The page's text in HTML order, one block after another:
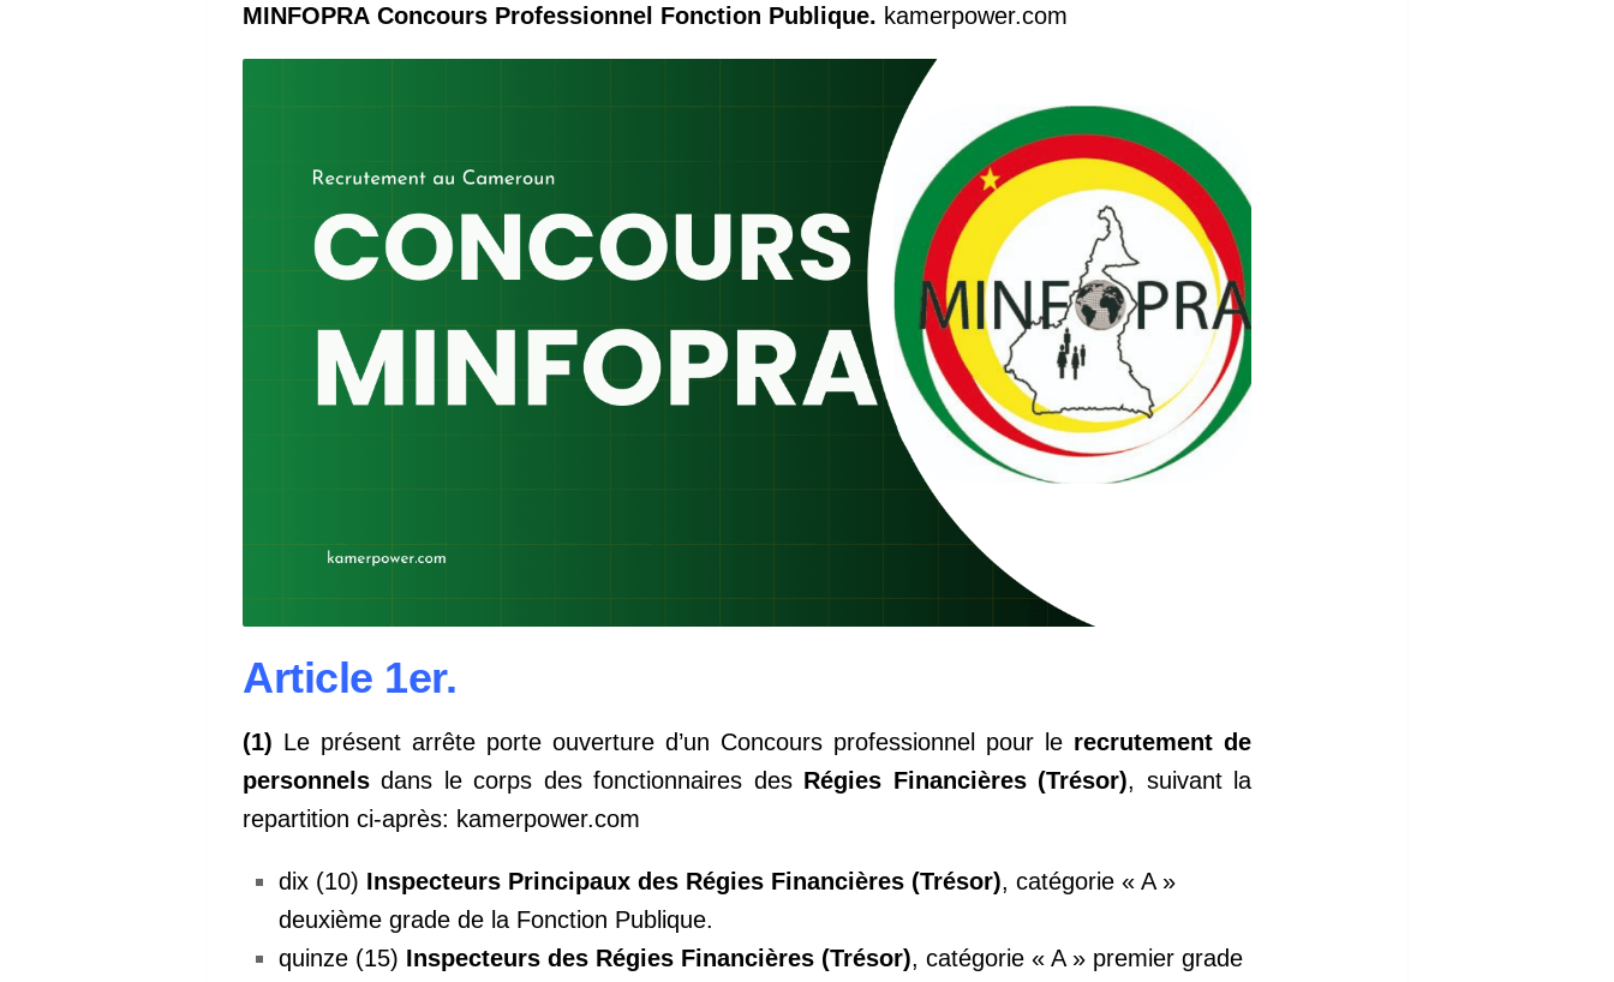
MINFOPRA Concours Professionnel Fonction Publique. kamerpower.com
Article 1er.
(1) Le présent arrête porte ouverture d’un Concours professionnel pour le recrutement de
personnels dans le corps des fonctionnaires des Régies Financières (Trésor), suivant la
repartition ci-après: kamerpower.com
dix (10) Inspecteurs Principaux des Régies Financières (Trésor), catégorie « A »
deuxième grade de la Fonction Publique.
quinze (15) Inspecteurs des Régies Financières (Trésor), catégorie « A » premier grade